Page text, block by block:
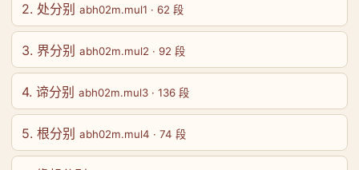
2. 处分别 abh02m.mul1 · 62 段
3. 界分别 abh02m.mul2 · 92 段
4. 谛分别 abh02m.mul3 · 136 段
5. 根分别 abh02m.mul4 · 74 段